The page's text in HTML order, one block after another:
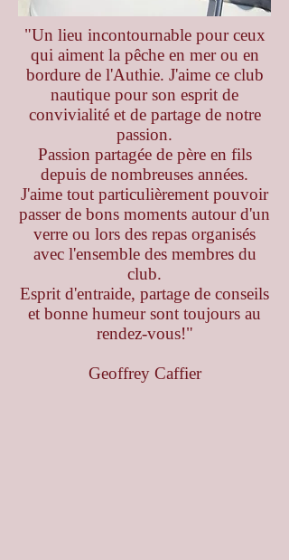
"Un lieu incontournable pour ceux
qui aiment la pêche en mer ou en
bordure de l'Authie. J'aime ce club
nautique pour son esprit de
convivialité et de partage de notre
passion.
Passion partagée de père en fils
depuis de nombreuses années.
J'aime tout particulièrement pouvoir
passer de bons moments autour d'un
verre ou lors des repas organisés
avec l'ensemble des membres du
club.
Esprit d'entraide, partage de conseils
et bonne humeur sont toujours au
rendez-vous!"
Geoffrey Caffier